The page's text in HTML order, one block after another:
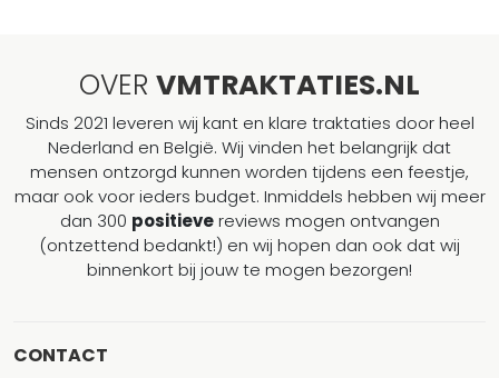
OVER VMTRAKTATIES.NL
Sinds 2021 leveren wij kant en klare traktaties door heel
Nederland en België. Wij vinden het belangrijk dat
mensen ontzorgd kunnen worden tijdens een feestje,
maar ook voor ieders budget. Inmiddels hebben wij meer
dan 300 positievereviews mogen ontvangen
(ontzettend bedankt!) en wij hopen dan ook dat wij
binnenkort bij jouw te mogen bezorgen!
CONTACT